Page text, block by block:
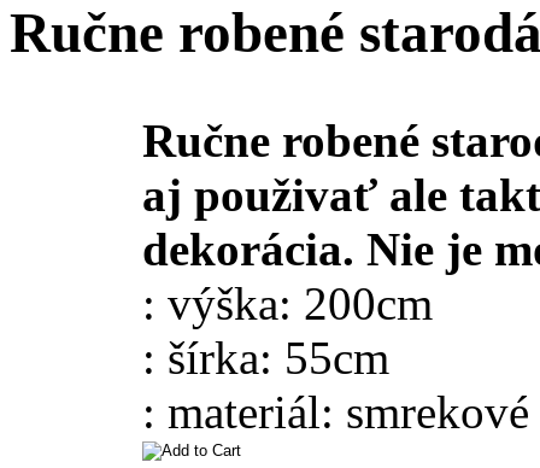
Ručne robené
Ručne robené
aj použivať ale
dekorácia. Nie je
: výška: 200cm
: šírka: 55cm
: materiál: